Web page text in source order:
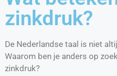
zinkdruk?
De Nederlandse taal is niet
Waarom ben je anders op
zinkdruk?